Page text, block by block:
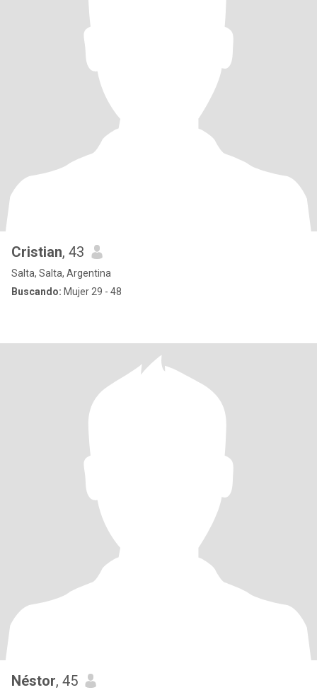
Cristian, 43
Salta, Salta, Argentina
Buscando: Mujer 29 - 48
Néstor, 45